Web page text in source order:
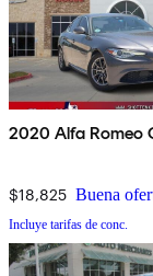
2020 Alfa Romeo
$18,825 Buena
Incluye tarifas de conc.